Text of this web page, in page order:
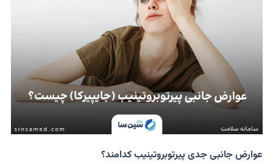
عوارض جانبی جدی پیرتوبروتینیب کدامند؟